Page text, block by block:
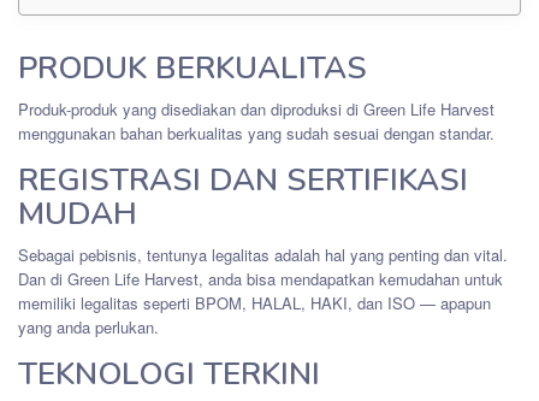
PRODUK BERKUALITAS
Produk-produk yang disediakan dan diproduksi di Green Life Harvest
menggunakan bahan berkualitas yang sudah sesuai dengan standar.
REGISTRASI DAN SERTIFIKASI
MUDAH
Sebagai pebisnis, tentunya legalitas adalah hal yang penting dan vital.
Dan di Green Life Harvest, anda bisa mendapatkan kemudahan untuk
memiliki legalitas seperti BPOM, HALAL, HAKI, dan ISO — apapun
yang anda perlukan.
TEKNOLOGI TERKINI